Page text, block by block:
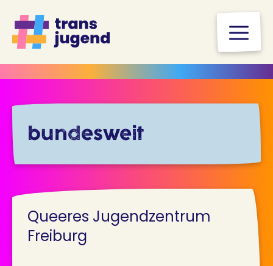
Inhalt
springen
bundesweit
Queeres Jugendzentrum
Freiburg